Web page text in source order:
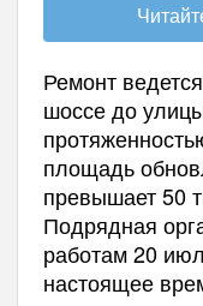
Ремонт
шоссе до
площадь
превышает 50
Подрядная
работам 20
настоящее